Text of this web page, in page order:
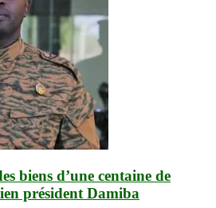
biens d’une centaine de
président Damiba